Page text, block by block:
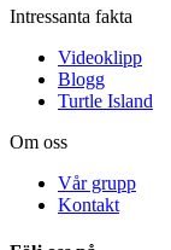
Intressanta fakta
Videoklipp
Blogg
Turtle Island
Om oss
Vår grupp
Kontakt